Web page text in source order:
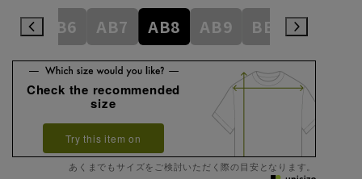
AB6 AB7 AB8 AB9 BE1 BE2
Check the recommended
size
Try this item on
あくまでもサイズをご検討いただく際の目安となります。